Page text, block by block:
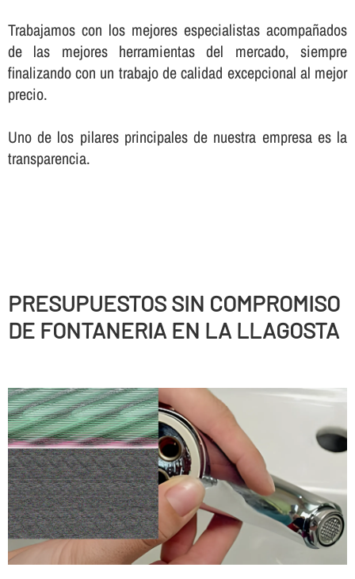
Trabajamos con los mejores especialistas acompañados
de las mejores herramientas del mercado, siempre
finalizando con un trabajo de calidad excepcional al mejor
precio.
Uno de los pilares principales de nuestra empresa es la
transparencia.
PRESUPUESTOS SIN COMPROMISO
DE FONTANERIA EN LA LLAGOSTA